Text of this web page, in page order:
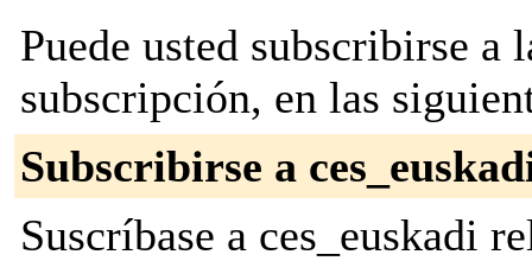
Puede usted subscribirse a
subscripción, en las
Subscribirse a
Suscríbase a ces_euskadi